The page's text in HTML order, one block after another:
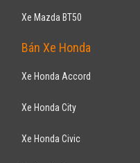
Xe Mazda BT50
Bán Xe Honda
Xe Honda Accord
Xe Honda City
Xe Honda Civic